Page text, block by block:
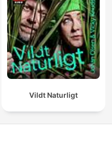
Vildt Naturligt